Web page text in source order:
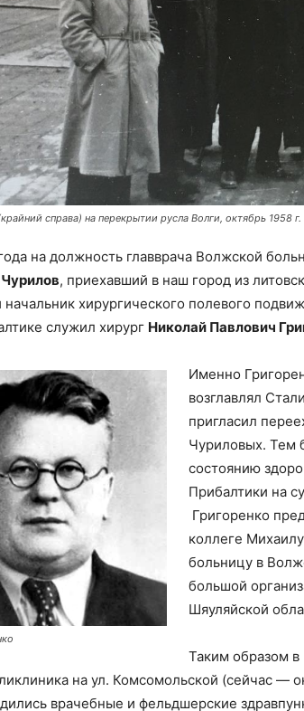
справа) на перекрытии русла Волги, октябрь 1958 г.
на должность главврача Волжской
, приехавший в наш город из
хирургического полевого
служил хирург Николай Павлович
Именно
возглавлял
пригласил
Чуриловых. Тем
состоянию
Прибалтики на
Григоренко
коллеге
больницу в
большой
Шяуляйской
Таким образом
на ул. Комсомольской (сейчас —
врачебные и фельдшерские